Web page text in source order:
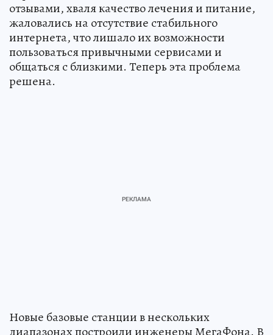
отзывами, хваля качество лечения и питание,
жаловались на отсутствие стабильного
интернета, что лишало их возможности
пользоваться привычными сервисами и
общаться с близкими. Теперь эта проблема
решена.
Новые базовые станции в нескольких
диапазонах построили инженеры МегаФона. В